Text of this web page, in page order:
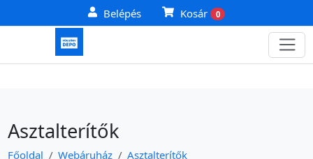
Belépés Kosár 0
Asztalterítők
Főoldal Webáruház Asztalterítők